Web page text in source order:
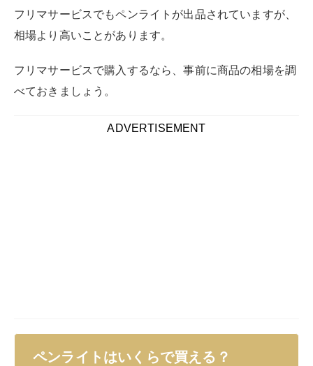
フリマサービスでもペンライトが出品されていますが、
相場より高いことがあります。
フリマサービスで購入するなら、事前に商品の相場を調
べておきましょう。
ADVERTISEMENT
ペンライトはいくらで買える？